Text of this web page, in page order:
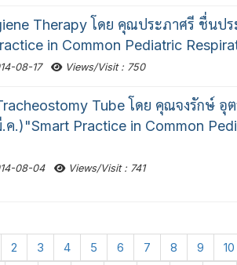
Therapy โดย คุณประภาศรี ชื่นป
in Common Pediatric
08-17 Views/Visit : 750
Tube โดย คุณจงรักษ์ อุ
.)"Smart Practice in Common
08-04 Views/Visit : 741
2 3 4 5 6 7 8 9 10